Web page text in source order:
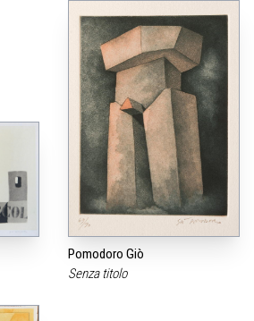
Pomodoro Giò
Senza titolo